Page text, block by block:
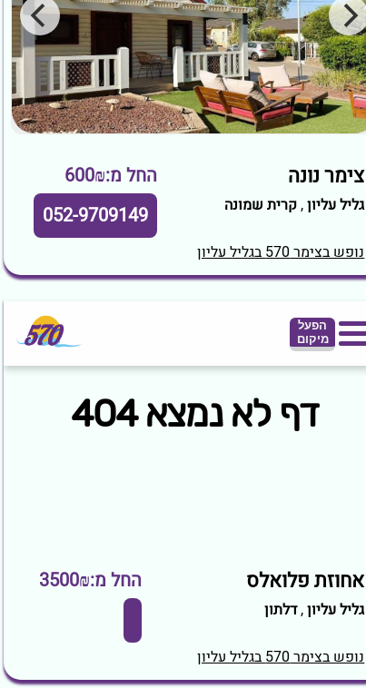
צימר נונה החל מ:600₪
גליל עליון,קרית שמונה 052-9709149
נופש בצימר 570 בגליל עליון
אחוזת פלואלס החל מ:3500₪
גליל עליון,דלתון
נופש בצימר 570 בגליל עליון